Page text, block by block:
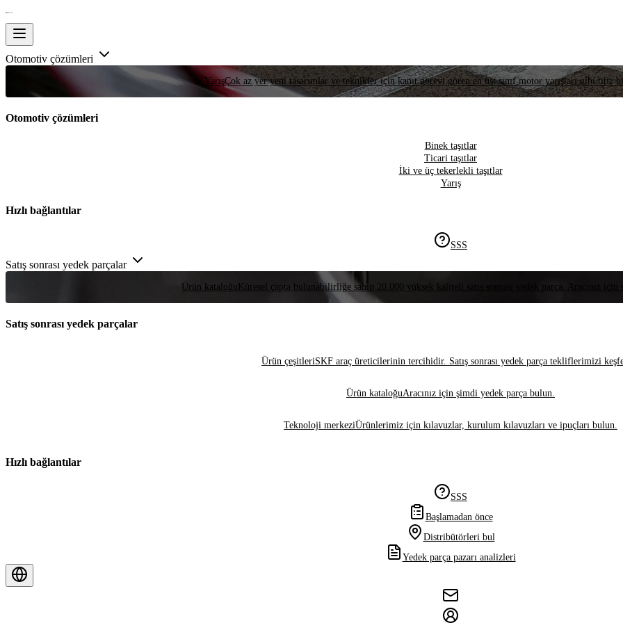
Otomotiv çözümleri
YarışÇok az yer yeni tasarımlar ve teknikler için kanıt görevi gören en üst sınıf motor yarışları gibi titiz
Otomotiv çözümleri
Binek taşıtlar
Ticari taşıtlar
İki ve üç tekerlekli taşıtlar
Yarış
Hızlı bağlantılar
SSS
Satış sonrası yedek parçalar
Ürün kataloğu Küresel çapta bulunabilirliğe sahip 20.000 yüksek kaliteli satış sonrası yedek parça. Aracınız
Satış sonrası yedek parçalar
Ürün çeşitleriSKF araç üreticilerinin tercihidir. Satış sonrası yedek parça tekliflerimizi
Ürün kataloğuAracınız için şimdi yedek parça bulun.
Teknoloji merkeziÜrünlerimiz için kılavuzlar, kurulum kılavuzları ve ipuçları bulun.
Hızlı bağlantılar
SSS
Başlamadan önce
Distribütörleri bul
Yedek parça pazarı analizleri